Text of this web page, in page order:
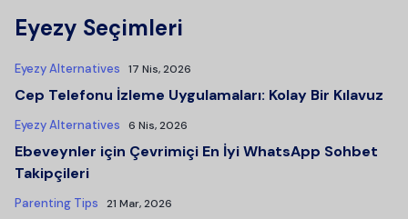
Eyezy Seçimleri
Eyezy Alternatives 17 Nis, 2026
Cep Telefonu İzleme Uygulamaları: Kolay Bir Kılavuz
Eyezy Alternatives 6 Nis, 2026
Ebeveynler için Çevrimiçi En İyi WhatsApp Sohbet
Takipçileri
Parenting Tips 21 Mar, 2026